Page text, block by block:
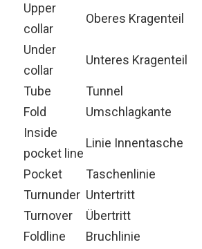
Upper
collar
Oberes Kragenteil
Under
collar
Unteres Kragenteil
Tube
Tunnel
Fold Umschlagkante
Inside
pocket line
Linie Innentasche
Pocket
Taschenlinie
Turnunder Untertritt
Turnover
Übertritt
Foldline
Bruchlinie